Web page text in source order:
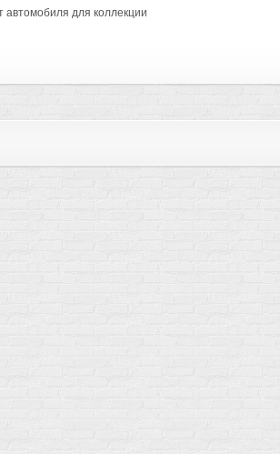
автомобиля для коллекции